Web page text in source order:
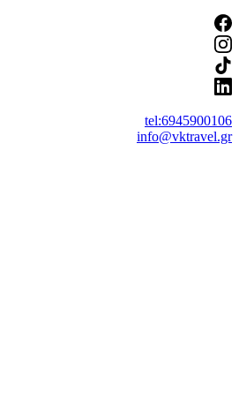
tel:6945900106
info@vktravel.gr